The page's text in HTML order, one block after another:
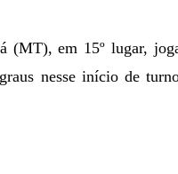
(MT), em 15º lugar,
nesse início de